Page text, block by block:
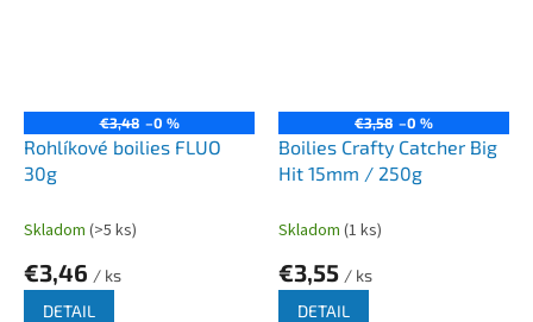
€3,48 –0 %
Rohlíkové boilies FLUO
30g
Skladom (>5 ks)
€3,46 / ks
DETAIL
€3,58 –0 %
Boilies Crafty Catcher Big
Hit 15mm / 250g
Skladom (1 ks)
€3,55 / ks
DETAIL